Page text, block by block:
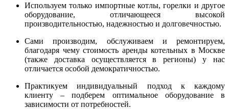
Используем только импортные котлы, горелки и другое
оборудование, отличающееся высокой
производительностью, надежностью и долговечностью.
Сами производим, обслуживаем и ремонтируем,
благодаря чему стоимость аренды котельных в Москве
(также доставка осуществляется в регионы) у нас
отличается особой демократичностью.
Практикуем индивидуальный подход к каждому
клиенту – подберем оптимальное оборудование в
зависимости от потребностей.